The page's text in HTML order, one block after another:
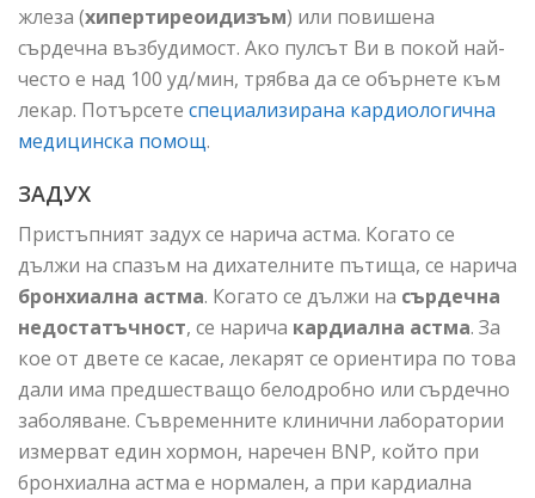
жлеза (хипертиреоидизъм) или повишена
сърдечна възбудимост. Ако пулсът Ви в покой най-
често е над 100 уд/мин, трябва да се обърнете към
лекар. Потърсете специализирана кардиологична
медицинска помощ.
ЗАДУХ
Пристъпният задух се нарича астма. Когато се
дължи на спазъм на дихателните пътища, се нарича
бронхиална астма. Когато се дължи на сърдечна
недостатъчност, се нарича кардиална астма. За
кое от двете се касае, лекарят се ориентира по това
дали има предшестващо белодробно или сърдечно
заболяване. Съвременните клинични лаборатории
измерват един хормон, наречен BNP, който при
бронхиална астма е нормален, а при кардиална